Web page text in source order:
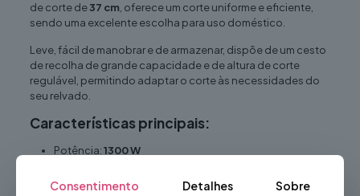
de corte de37 cm, oferece um corte uniforme e eficiente,
sendo uma excelente escolha para uso doméstico.
Leve, fácil de manobrar e de armazenar, dispõe de um cesto
de recolha de grande capacidade e de altura de corte
regulável, permitindo adaptar o corte às necessidades do
seu relvado.
Características principais:
Potência:1300 W
Consentimento Detalhes Sobre